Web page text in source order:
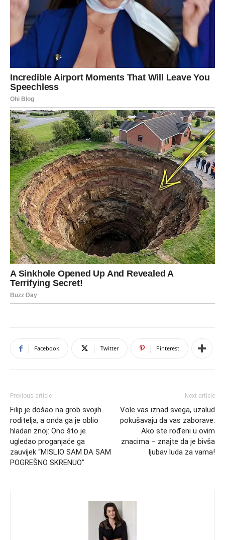
Facebook Twitter Pinterest
Previous article
Filip je došao na grob svojih
roditelja, a onda ga je oblio
hladan znoj: Ono što je
ugledao proganjaće ga
zauvijek “MISLIO SAM DA SAM
POGREŠNO SKRENUO”
Next article
Vole vas iznad svega, uzalud
pokušavaju da vas zaborave:
Ako ste rođeni u ovim
znacima – znajte da je bivša
ljubav luda za vama!